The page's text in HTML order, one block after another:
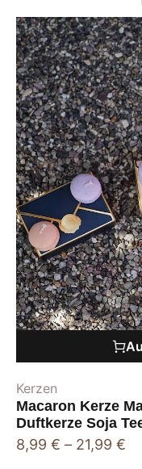
Kerzen
Macaron Kerze
Duftkerze Soja
8,99 € – 21,99 €